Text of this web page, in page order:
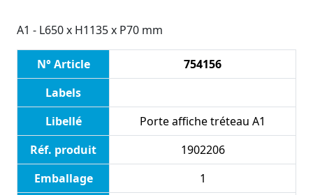
A1 - L650 x H1135 x P70 mm
N° Article
754156
Labels
Libellé
Porte affiche tréteau A1
Réf. produit
1902206
Emballage
1